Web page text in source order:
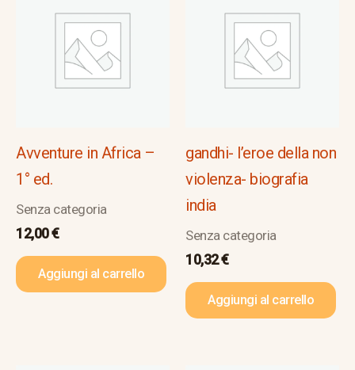
Avventure in Africa –
1° ed.
Senza categoria
12,00€
Aggiungi al carrello
gandhi- l’eroe della non
violenza- biografia
india
Senza categoria
10,32€
Aggiungi al carrello